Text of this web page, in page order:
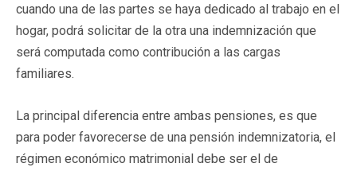
cuando una de las partes se haya dedicado al trabajo en el
hogar, podrá solicitar de la otra una indemnización que
será computada como contribución a las cargas
familiares.
La principal diferencia entre ambas pensiones, es que
para poder favorecerse de una pensión indemnizatoria, el
régimen económico matrimonial debe ser el de